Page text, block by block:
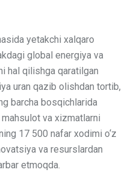
yetakchi xalqaro
global energiya va
hal qilishga qaratilgan
uran qazib olishdan tortib,
barcha bosqichlarida
va xizmatlarni
17 500 nafar xodimi o‘z
va resurslardan
etmoqda.